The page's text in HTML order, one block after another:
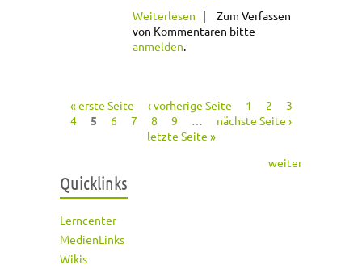
Weiterlesen über Schreibende
Tätigkeiten und
Journalismus:
Zum Verfassen
von Kommentaren bitte
anmelden.
Seiten
« erste Seite ‹ vorherige Seite 1 2
3
4
5 6 7 8 9 …
nächste Seite ›
letzte Seite »
weiter
Quicklinks
Lerncenter
MedienLinks
Wikis